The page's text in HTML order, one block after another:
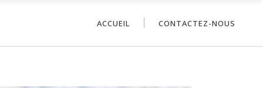
ACCUEIL CONTACTEZ-NOUS